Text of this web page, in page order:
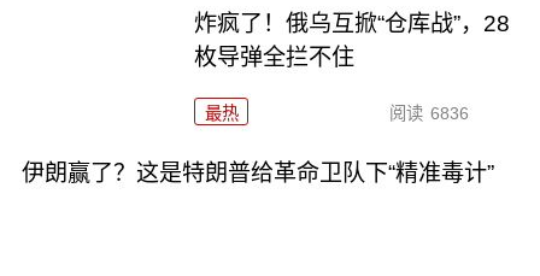
炸疯了！俄乌互掀“仓库战”，28
枚导弹全拦不住
最热 阅读 6836
伊朗赢了？这是特朗普给革命卫队下“精准毒计”